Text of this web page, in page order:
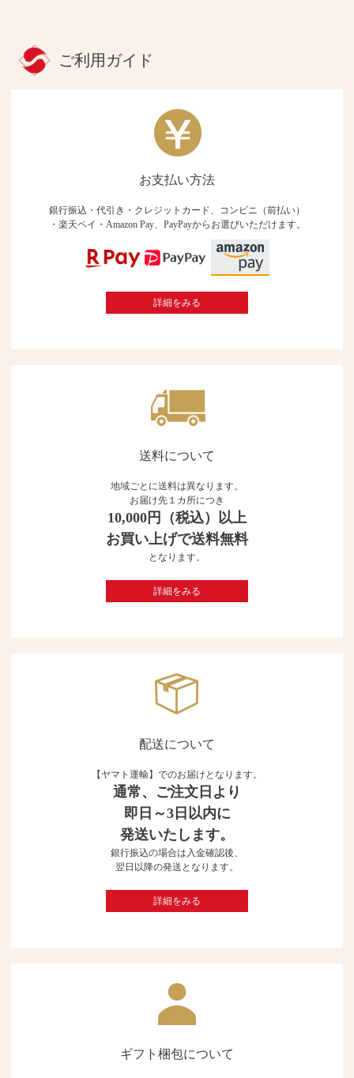
ご利用ガイド
お支払い方法
銀行振込・代引き・クレジットカード、コンビニ（前払い）
・楽天ペイ・Amazon Pay、PayPayからお選びいただけます。
詳細をみる
送料について
地域ごとに送料は異なります。
お届け先１カ所につき
10,000円（税込）以上
お買い上げで送料無料
となります。
詳細をみる
配送について
【ヤマト運輸】でのお届けとなります。
通常、ご注文日より
即日～3日以内に
発送いたします。
銀行振込の場合は入金確認後、
翌日以降の発送となります。
詳細をみる
ギフト梱包について